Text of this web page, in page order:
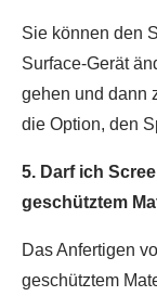
Sie können den
Surface-Gerät
gehen und dann
die Option, den
5. Darf ich
geschütztem
Das Anfertigen
geschütztem